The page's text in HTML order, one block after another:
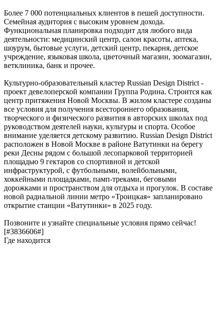
Более 7 000 потенциальных клиентов в пешей доступности.
Семейная аудитория с высоким уровнем дохода.
Функциональная планировка подходит для любого вида
деятельности: медицинский центр, салон красоты, аптека,
шоурум, бытовые услуги, детский центр, пекарня, детское
учреждение, языковая школа, цветочный магазин, зоомагазин,
ветклиника, банк и прочее.
Культурно-образовательный кластер Russian Design District -
проект девелоперской компании Группа Родина. Строится как
центр притяжения Новой Москвы. В жилом кластере созданы
все условия для получения всестороннего образования,
творческого и физического развития в авторских школах под
руководством деятелей науки, культуры и спорта. Особое
внимание уделяется детскому развитию. Russian Design District
расположен в Новой Москве в районе Ватутинки на берегу
реки Десны рядом с большой лесопарковой территорией
площадью 9 гектаров со спортивной и детской
инфраструктурой, с футбольными, волейбольными,
хоккейными площадками, памп-треками, беговыми
дорожками и пространством для отдыха и прогулок. В составе
новой радиальной линии метро «Троицкая» запланировано
открытие станции «Ватутинки» в 2025 году.
Позвоните и узнайте специальные условия прямо сейчас!
[#3836606#]
Где находится